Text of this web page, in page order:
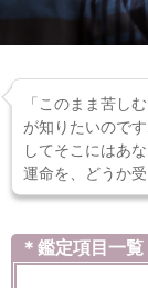
「このまま苦し
が知りたいので
してそこにはあ
運命を、どうか受
＊鑑定項目一覧